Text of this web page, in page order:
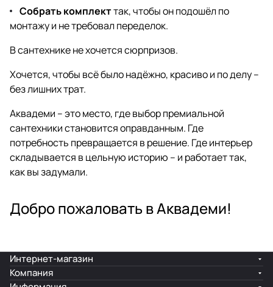
Собрать комплекттак, чтобы он подошёл по
монтажу и не требовал переделок.
В сантехнике не хочется сюрпризов.
Хочется, чтобы всё было надёжно, красиво и по делу –
без лишних трат.
Аквадеми – это место, где выбор премиальной
сантехники становится оправданным. Где
потребность превращается в решение. Где интерьер
складывается в цельную историю – и работает так,
как вы задумали.
Добро пожаловать в Аквадеми!
Интернет-магазин
Компания